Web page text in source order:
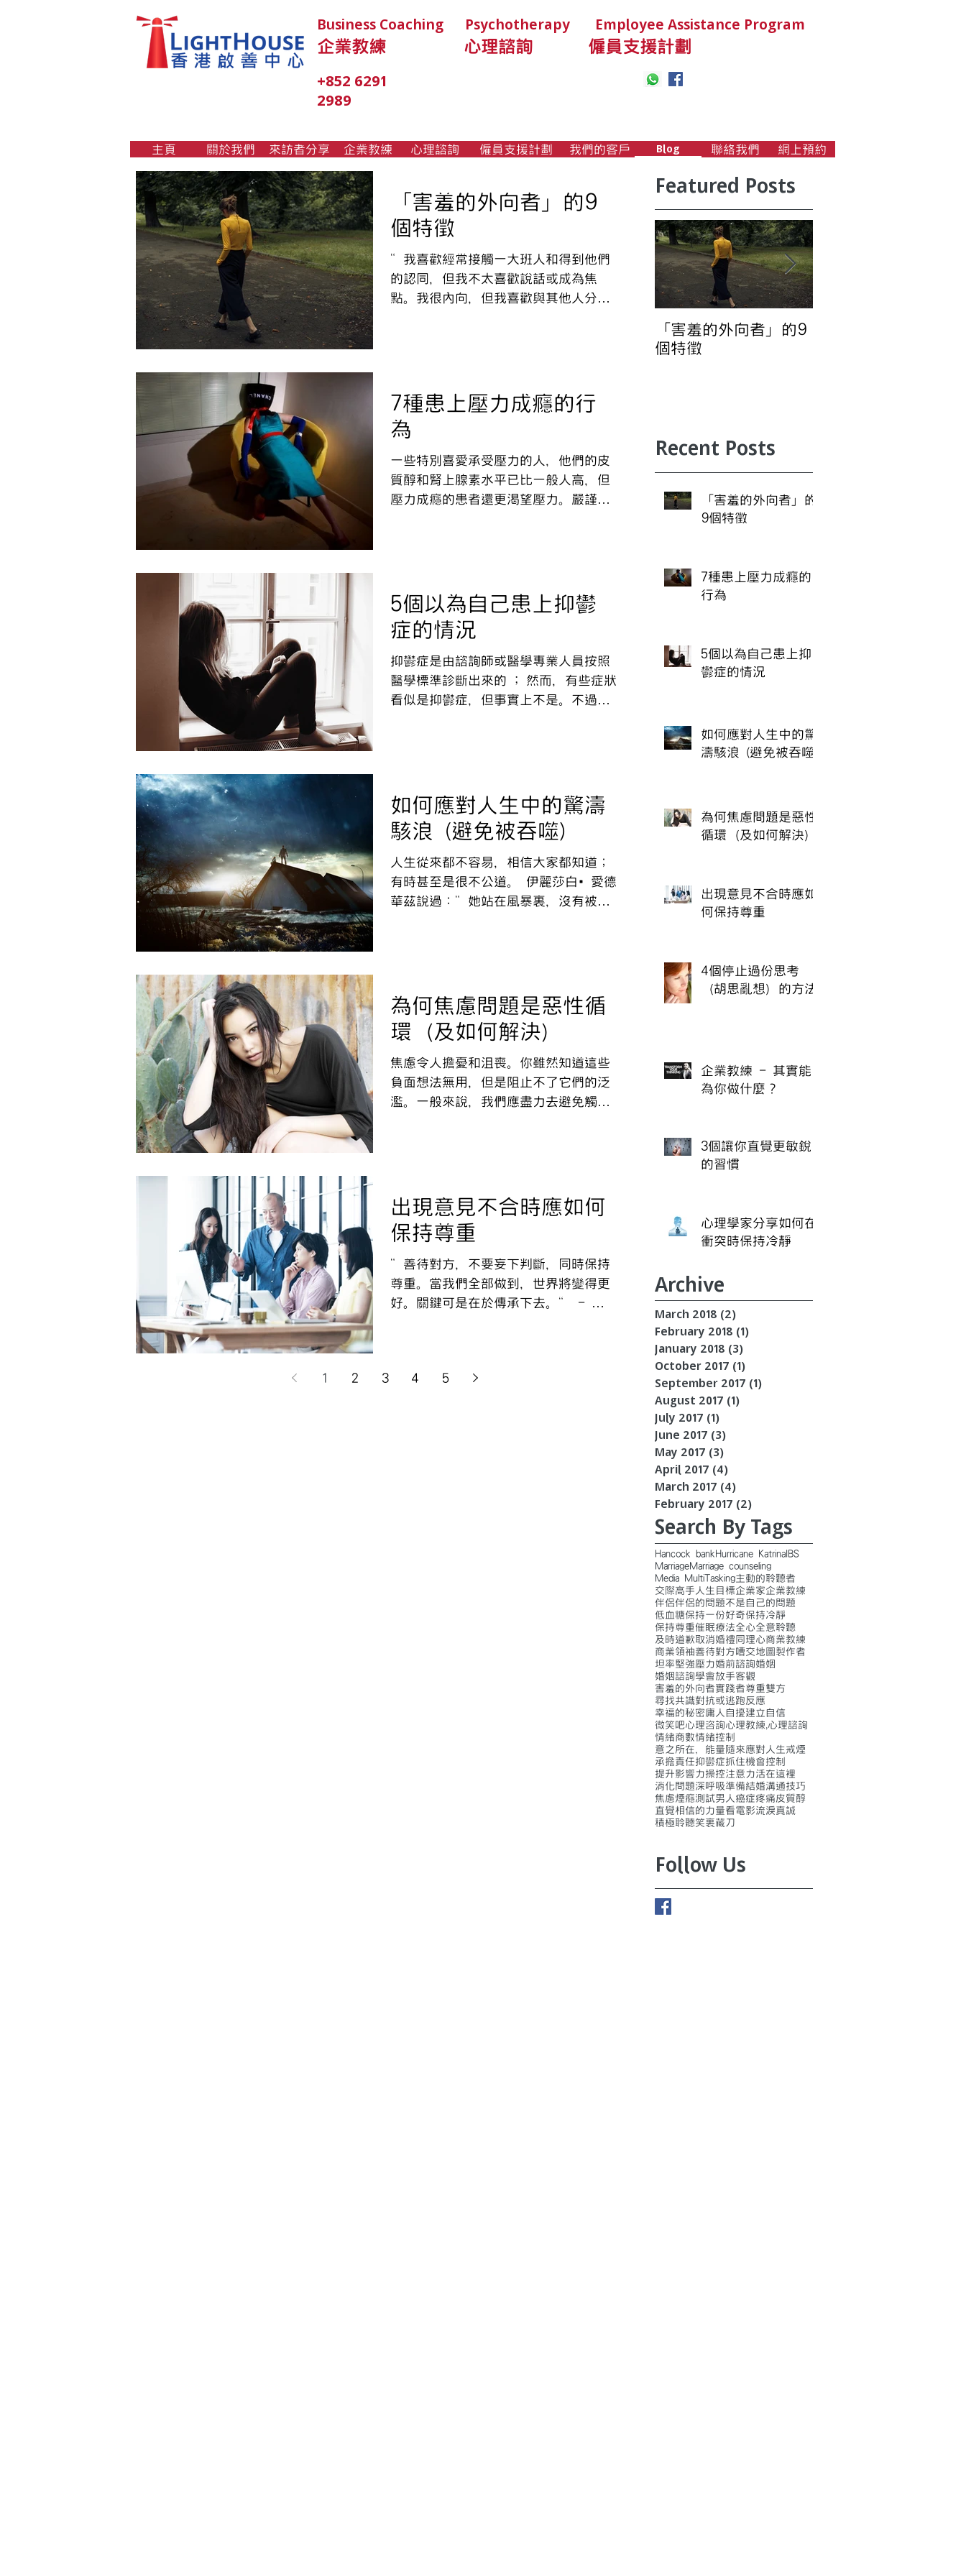
+852 6291
2989
Business Coaching Psychotherapy Employee Assistance Program
企業教練 心理諮詢 僱員支援計劃
主頁 關於我們 來訪者分享 企業教練 心理諮詢 僱員支援計劃 我們的客戶 Blog 聯絡我們 網上預約
「害羞的外向者」的9
個特徵
“我喜歡經常接觸一大班人和得到他們
的認同，但我不太喜歡說話或成為焦
點。我很內向，但我喜歡與其他人分享
會將他們的能量向外伸延”。與...
7種患上壓力成癮的行
為
一些特別喜愛承受壓力的人，他們的皮
質醇和腎上腺素水平已比一般人高，但
壓力成癮的患者還更渴望壓力。嚴謹地
快感...
5個以為自己患上抑鬱
症的情況
抑鬱症是由諮詢師或醫學專業人員按照
醫學標準診斷出來的 ; 然而，有些症狀
看似是抑鬱症，但事實上不是。不過當
如何應對人生中的驚濤
駭浪 (避免被吞噬)
人生從來都不容易，相信大家都知道；
有時甚至是很不公道。 伊麗莎白•愛德
華茲說過：“她站在風暴裏，沒有被風
德華茲)及應付全方位的傳媒追...
為何焦慮問題是惡性循
環（及如何解決）
焦慮令人擔憂和沮喪。你雖然知道這些
負面想法無用，但是阻止不了它們的泛
濫。一般來說，我們應盡力去避免觸發
出現意見不合時應如何
保持尊重
“善待對方，不要妄下判斷，同時保持
尊重。當我們全部做到，世界將變得更
好。關鍵可是在於傳承下去。“ - 雅
上，這正是我們需要思考的。累積了人
1 2 3 4 5
Featured Posts
「害羞的外向者」的9
個特徵
Recent Posts
「害羞的外向者」的
9個特徵
7種患上壓力成癮的
行為
5個以為自己患上抑
鬱症的情況
如何應對人生中的驚
濤駭浪 (避免被吞噬)
為何焦慮問題是惡性
循環（及如何解決）
出現意見不合時應如
何保持尊重
4個停止過份思考
（胡思亂想）的方法
企業教練 - 其實能
為你做什麼？
3個讓你直覺更敏銳
的習慣
心理學家分享如何在
衝突時保持冷靜
Archive
March 2018 (2)
February 2018 (1)
January 2018 (3)
October 2017 (1)
September 2017 (1)
August 2017 (1)
July 2017 (1)
June 2017 (3)
May 2017 (3)
April 2017 (4)
March 2017 (4)
February 2017 (2)
Search By Tags
Hancock bankHurricane KatrinaIBS
MarriageMarriage counseling
Media MultiTasking主動的聆聽者
交際高手 人生目標企業家企業教練
伴侶伴侶的問題不是自己的問題
低血糖保持一份好奇保持冷靜
保持尊重催眠療法全心全意聆聽
及時道歉取消婚禮 同理心商業教練
商業領袖善待對方嘈交地圖製作者
坦率堅強壓力婚前諮詢婚姻
婚姻諮詢學會放手客觀
害羞的外向者實踐者尊重雙方
尋找共識對抗或逃跑反應
幸福的秘密庸人自擾建立自信
微笑吧心理咨詢心理教練, 心理諮詢
情緒商數情緒控制
意之所在，能量隨來應對人生戒煙
承擔責任抑鬱症抓住機會控制
提升影響力操控注意力活在這裡
消化問題深呼吸準備結婚溝通技巧
焦慮煙癮測試男人 癌症疼痛皮質醇
直覺相信的力量看電影流淚真誠
積極聆聽笑裏藏刀
Follow Us